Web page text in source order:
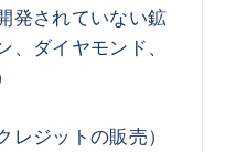
発されていない鉱
、ダイヤモンド、
レジットの販売）